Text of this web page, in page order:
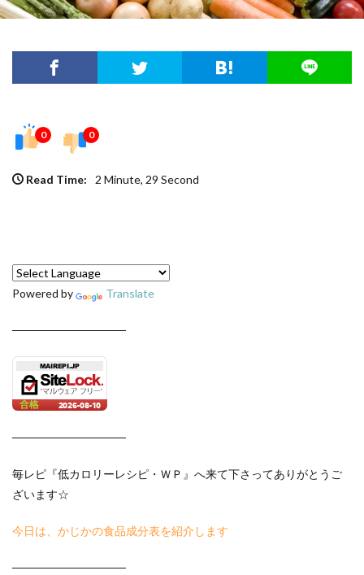
0 0
Read Time: 2 Minute, 29 Second
Powered by Translate
──────────────
──────────────
毎レピ『低カロリーレシピ・ＷＰ』へ来て下さってありがとうご
ざいます☆
今日は、かじかの食品成分表を紹介します
──────────────